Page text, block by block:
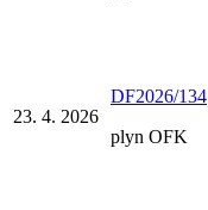
23. 4. 2026
DF2026/134
plyn OFK